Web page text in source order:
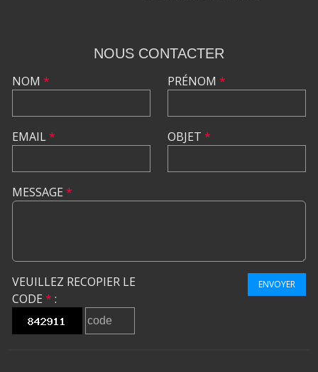
NOUS CONTACTER
NOM *
EMAIL*
PRÉNOM *
OBJET *
MESSAGE *
VEUILLEZ RECOPIER LE
CODE * :
ENVOYER